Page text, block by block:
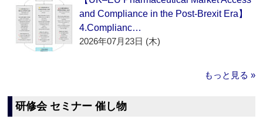
and Compliance in the Post-Brexit Era】
4.Complianc…
2026年07月23日 (木)
もっと見る »
研修会 セミナー 催し物